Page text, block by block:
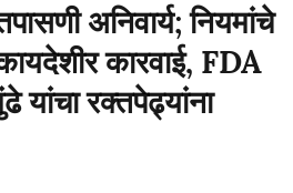
अनिवार्य; नियमांचे
कारवाई, FDA
रक्तपेढ्यांना